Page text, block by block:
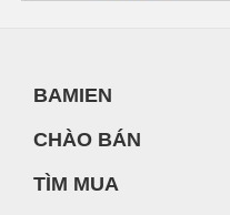
BAMIEN
CHÀO BÁN
TÌM MUA